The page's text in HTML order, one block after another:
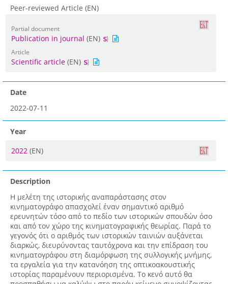
Peer-reviewed Article (EN)
Partial document
Publication in journal (EN)
Article
Scientific article (EN)
Date
2022-07-11
Year
2022 (EN)
Description
Η μελέτη της ιστορικής αναπαράστασης στον
κινηματογράφο απασχολεί έναν σημαντικό αριθμό
ερευνητών τόσο από το πεδίο των ιστορικών σπουδών όσο
και από τον χώρο της κινηματογραφικής θεωρίας. Παρά το
γεγονός ότι ο αριθμός των ιστορικών ταινιών αυξάνεται
διαρκώς, διευρύνοντας ταυτόχρονα και την επίδραση του
κινηματογράφου στη διαμόρφωση της συλλογικής μνήμης,
τα εργαλεία για την κατανόηση της οπτικοακουστικής
ιστορίας παραμένουν περιορισμένα. Το κενό αυτό θα